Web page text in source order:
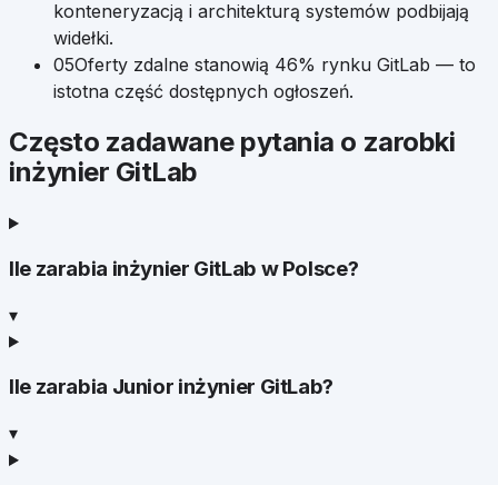
konteneryzacją i architekturą systemów podbijają
widełki.
05Oferty zdalne stanowią 46% rynku GitLab — to
istotna część dostępnych ogłoszeń.
Często zadawane pytania o zarobki
inżynier GitLab
Ile zarabia inżynier GitLab w Polsce?
▾
Ile zarabia Junior inżynier GitLab?
▾